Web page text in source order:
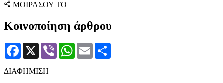
ΜΟΙΡΑΣΟΥ ΤΟ
Κοινοποίηση άρθρου
Facebook
X Viber WhatsApp
Email
ΔΙΑΦΗΜΙΣΗ